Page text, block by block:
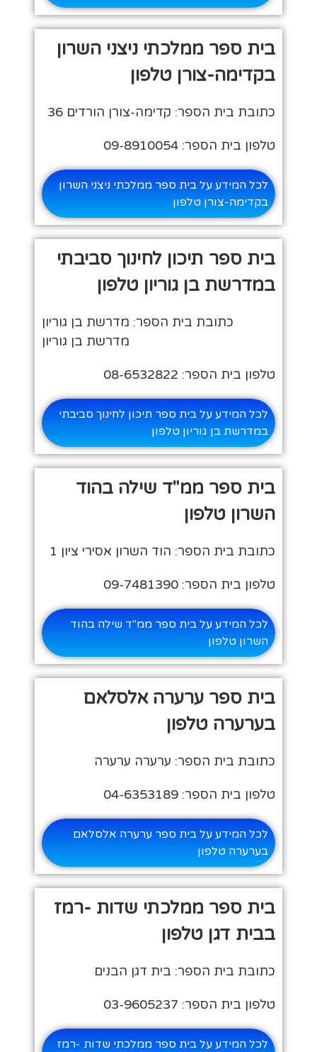
בית ספר ממלכתי ניצני השרון
בקדימה-צורן טלפון
כתובת בית הספר: קדימה-צורן הורדים 36
טלפון בית הספר: 09-8910054
לכל המידע על בית ספר ממלכתי ניצני השרון
בקדימה-צורן טלפון
בית ספר תיכון לחינוך סביבתי
במדרשת בן גוריון טלפון
כתובת בית הספר: מדרשת בן גוריון
מדרשת בן גוריון
טלפון בית הספר: 08-6532822
לכל המידע על בית ספר תיכון לחינוך סביבתי
במדרשת בן גוריון טלפון
בית ספר ממ"ד שילה בהוד
השרון טלפון
כתובת בית הספר: הוד השרון אסירי ציון 1
טלפון בית הספר: 09-7481390
לכל המידע על בית ספר ממ"ד שילה בהוד
השרון טלפון
בית ספר ערערה אלסלאם
בערערה טלפון
כתובת בית הספר: ערערה ערערה
טלפון בית הספר: 04-6353189
לכל המידע על בית ספר ערערה אלסלאם
בערערה טלפון
בית ספר ממלכתי שדות -רמז
בבית דגן טלפון
כתובת בית הספר: בית דגן הבנים
טלפון בית הספר: 03-9605237
לכל המידע על בית ספר ממלכתי שדות -רמז